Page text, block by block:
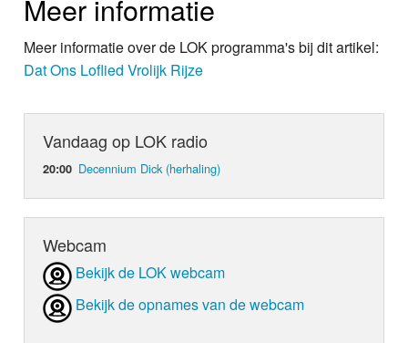
Meer informatie
Meer informatie over de LOK programma's bij dit artikel:
Dat Ons Loflied Vrolijk Rijze
Vandaag op LOK radio
20:00 Decennium Dick (herhaling)
Webcam
Bekijk de LOK webcam
Bekijk de opnames van de webcam